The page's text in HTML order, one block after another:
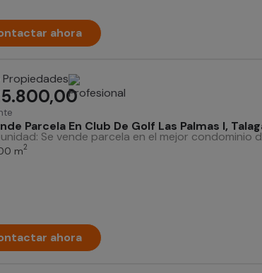
ahora
Parcela En Club De Golf Las Palmas I,
Se vende parcela en el mejor condominio
m2
ahora